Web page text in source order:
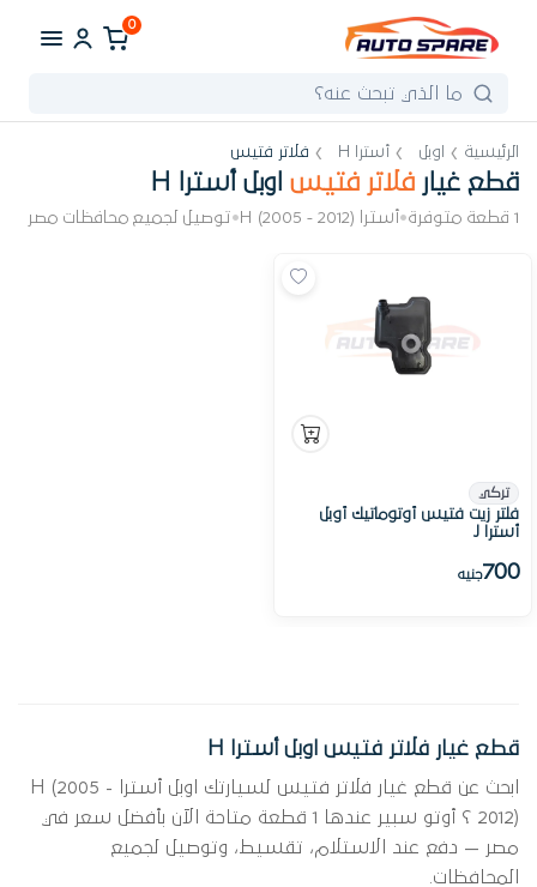
0
الرئيسية اوبل أسترا H فلاتر فتيس
قطع غيار فلاتر فتيس اوبل أسترا H
1 قطعة متوفرة •أسترا H (2005 - 2012) •توصيل لجميع محافظات مصر
تركي
فلتر زيت فتيس أوتوماتيك أوبل
أسترا J
700جنيه
قطع غيار فلاتر فتيس اوبل أسترا H
ابحث عن قطع غيار فلاتر فتيس لسيارتك اوبل أسترا H (2005 -
2012) ؟ أوتو سبير عندها 1 قطعة متاحة الآن بأفضل سعر في
مصر — دفع عند الاستلام، تقسيط، وتوصيل لجميع
المحافظات.